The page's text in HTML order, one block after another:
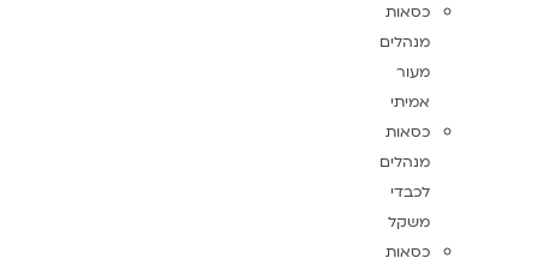
כסאות
מנהלים
מעור
אמיתי
כסאות
מנהלים
לכבדי
משקל
כסאות